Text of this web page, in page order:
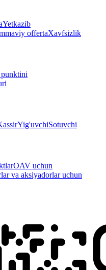
Yetkazib
offertaXavfsizlik
Yig'uvchiSotuvchi
OAV uchun
va aksiyadorlar uchun